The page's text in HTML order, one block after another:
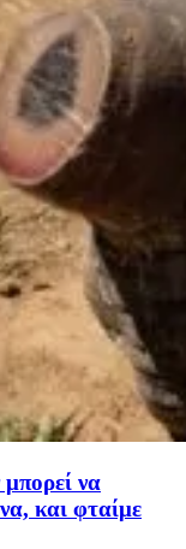
να
και φταίμε